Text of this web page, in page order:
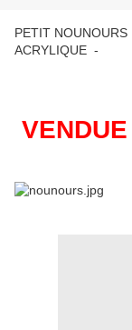
PETIT
ACRYLIQUE -
VENDUE